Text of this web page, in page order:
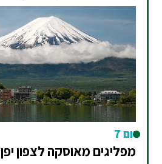
יום 7
מפליגים מאוסקה לצפון יפן